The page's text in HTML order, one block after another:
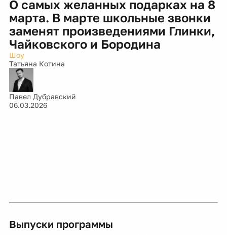
О самых желанных подарках на 8
марта. В марте школьные звонки
заменят произведениями Глинки,
Чайковского и Бородина
Шоу
Татьяна Котина
Павел Дубравский
06.03.2026
Выпуски программы